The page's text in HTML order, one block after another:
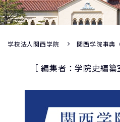
学校法人関西学院 関西学院事典
［ 編集者：学院史編